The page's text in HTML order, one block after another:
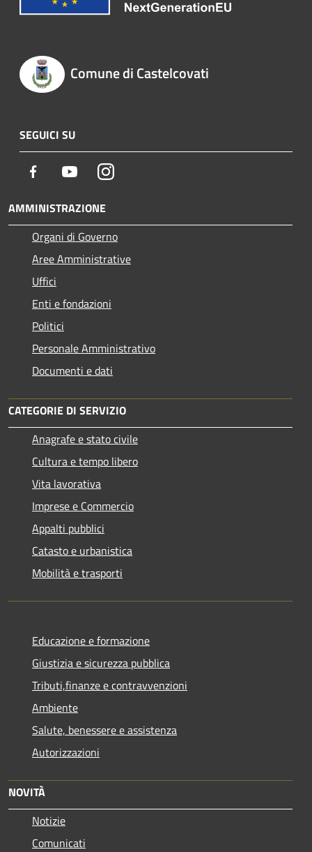
Comune di Castelcovati
SEGUICI SU
Facebook YoutubeInstagram
AMMINISTRAZIONE
Organi di Governo
Aree Amministrative
Uffici
Enti e fondazioni
Politici
Personale Amministrativo
Documenti e dati
CATEGORIE DI SERVIZIO
Anagrafe e stato civile
Cultura e tempo libero
Vita lavorativa
Imprese e Commercio
Appalti pubblici
Catasto e urbanistica
Mobilità e trasporti
Educazione e formazione
Giustizia e sicurezza pubblica
Tributi,finanze e contravvenzioni
Ambiente
Salute, benessere e assistenza
Autorizzazioni
NOVITÀ
Notizie
Comunicati